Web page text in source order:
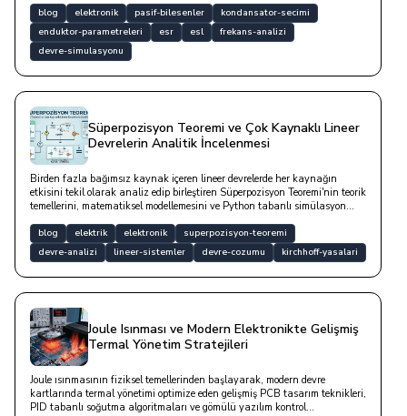
blog elektronik pasif-bilesenler
kondansator-secimi
enduktor-parametreleri
esr esl
frekans-analizi
devre-simulasyonu
Süperpozisyon Teoremi ve Çok Kaynaklı Lineer
Devrelerin Analitik İncelenmesi
Birden fazla bağımsız kaynak içeren lineer devrelerde her kaynağın
etkisini tekil olarak analiz edip birleştiren Süperpozisyon Teoremi'nin teorik
temellerini, matematiksel modellemesini ve Python tabanlı simülasyon
blog elektrik elektronik
superpozisyon-teoremi
devre-analizi
lineer-sistemler devre-cozumu kirchhoff-yasalari
Joule Isınması ve Modern Elektronikte Gelişmiş
Termal Yönetim Stratejileri
Joule ısınmasının fiziksel temellerinden başlayarak, modern devre
kartlarında termal yönetimi optimize eden gelişmiş PCB tasarım teknikleri,
PID tabanlı soğutma algoritmaları ve gömülü yazılım kontrol